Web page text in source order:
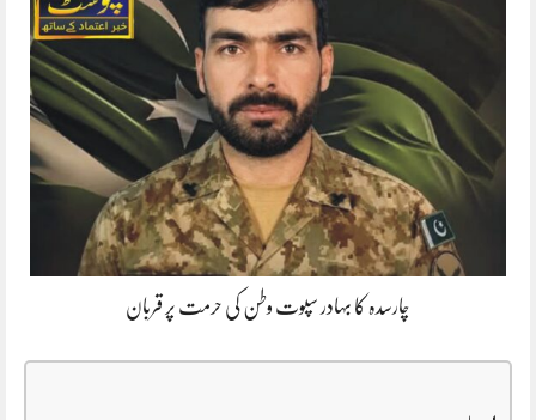
چارسدہ کا بہادر سپوت وطن کی حرمت پر قربان